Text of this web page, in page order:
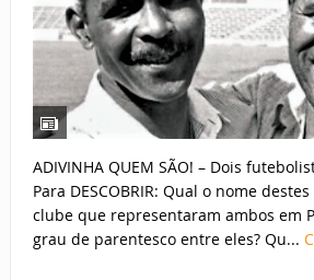
ADIVINHA QUEM SÃO! – Dois
Para DESCOBRIR: Qual o nome
clube que representaram ambos em
grau de parentesco entre eles? Qu...